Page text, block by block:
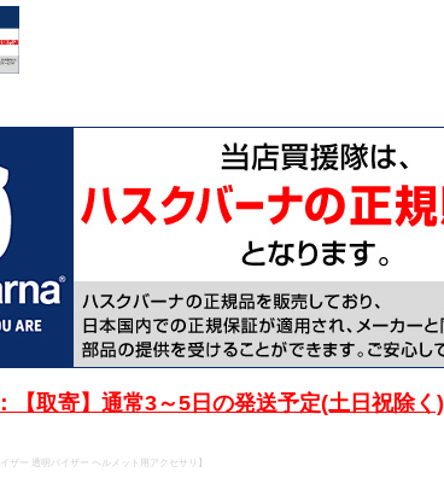
【取寄】通常3～5日の発送予定(土日祝除く)
ザー 透明バイザー ヘルメット用アクセサリ】